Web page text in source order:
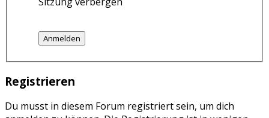
Registrieren
Du musst in diesem Forum registriert sein, um dich